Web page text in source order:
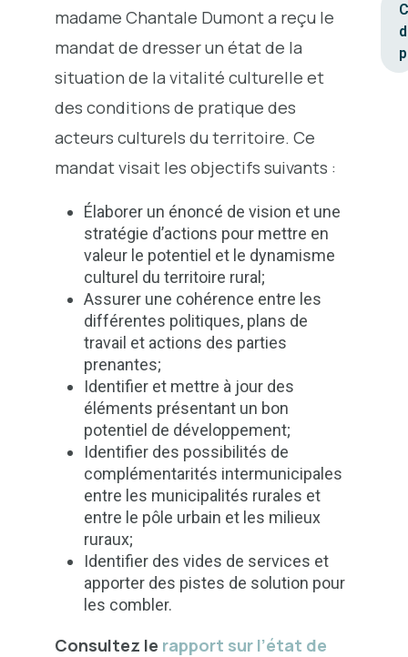
madame Chantale Dumont a reçu le
mandat de dresser un état de la
situation de la vitalité culturelle et
des conditions de pratique des
acteurs culturels du territoire. Ce
mandat visait les objectifs suivants :
Élaborer un énoncé de vision et une
stratégie d’actions pour mettre en
valeur le potentiel et le dynamisme
culturel du territoire rural;
Assurer une cohérence entre les
différentes politiques, plans de
travail et actions des parties
prenantes;
Identifier et mettre à jour des
éléments présentant un bon
potentiel de développement;
Identifier des possibilités de
complémentarités intermunicipales
entre les municipalités rurales et
entre le pôle urbain et les milieux
ruraux;
Identifier des vides de services et
apporter des pistes de solution pour
les combler.
Consultez le rapport sur l’état de